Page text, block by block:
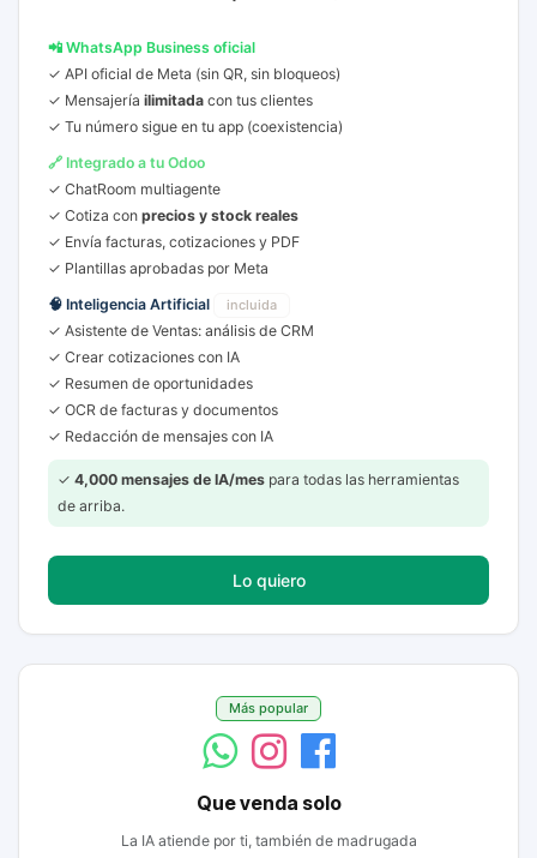
📲 WhatsApp Business oficial
✓ API oficial de Meta (sin QR, sin bloqueos)
✓ Mensajería ilimitada con tus clientes
✓ Tu número sigue en tu app (coexistencia)
🔗 Integrado a tu Odoo
✓ ChatRoom multiagente
✓ Cotiza con precios y stock reales
✓ Envía facturas, cotizaciones y PDF
✓ Plantillas aprobadas por Meta
🧠 Inteligencia Artificial
incluida
✓ Asistente de Ventas: análisis de CRM
✓ Crear cotizaciones con IA
✓ Resumen de oportunidades
✓ OCR de facturas y documentos
✓ Redacción de mensajes con IA
✓ 4,000 mensajes de IA/mes para todas las herramientas
de arriba.
Lo quiero
Más popular
Que venda solo
La IA atiende por ti, también de madrugada